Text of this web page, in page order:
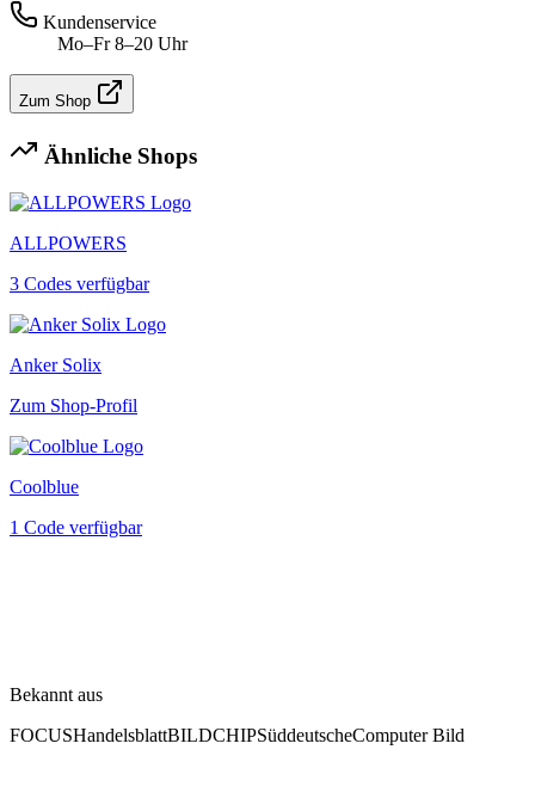
Kundenservice
Mo–Fr 8–20 Uhr
Zum Shop
Ähnliche Shops
ALLPOWERS
3 Codes verfügbar
Anker Solix
Zum Shop-Profil
Coolblue
1 Code verfügbar
Bekannt aus
FOCUSHandelsblattBILDCHIPSüddeutscheComputer Bild